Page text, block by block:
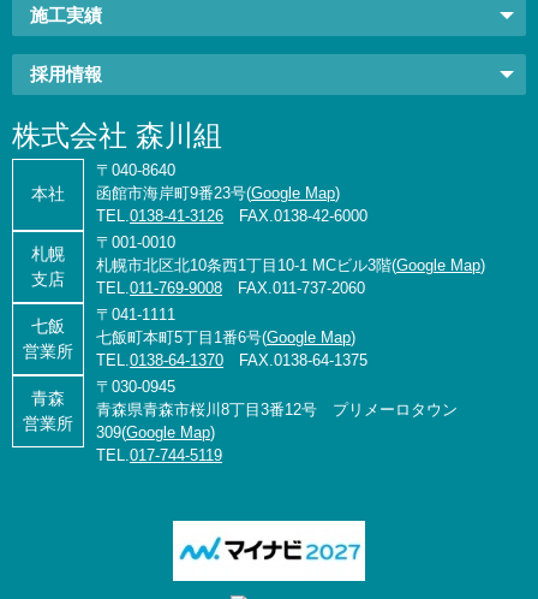
施工実績
採用情報
株式会社 森川組
本社
〒040-8640
函館市海岸町9番23号(Google Map)
TEL. 0138-41-3126 FAX.0138-42-6000
札幌
支店
〒001-0010
札幌市北区北10条西1丁目10-1 MCビル3階(Google Map)
TEL. 011-769-9008 FAX.011-737-2060
七飯
営業所
〒041-1111
七飯町本町5丁目1番6号(Google Map)
TEL. 0138-64-1370 FAX.0138-64-1375
青森
営業所
〒030-0945
青森県青森市桜川8丁目3番12号 プリメーロタウン
309(Google Map)
TEL. 017-744-5119